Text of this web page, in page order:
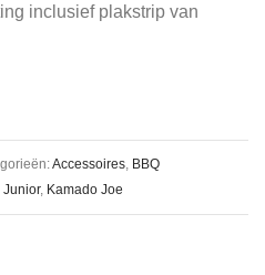
inclusief plakstrip van
Accessoires, BBQ
Junior, Kamado Joe